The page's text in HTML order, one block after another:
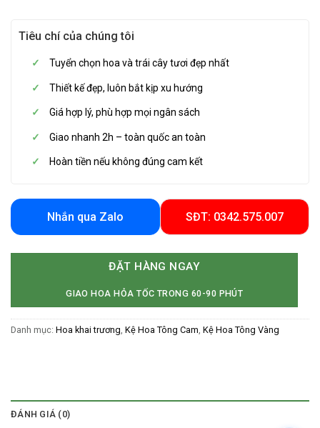
Tiêu chí của chúng tôi
Tuyển chọn hoa và trái cây tươi đẹp nhất
Thiết kế đẹp, luôn bắt kịp xu hướng
Giá hợp lý, phù hợp mọi ngân sách
Giao nhanh 2h – toàn quốc an toàn
Hoàn tiền nếu không đúng cam kết
Nhắn qua Zalo SĐT: 0342.575.007
ĐẶT HÀNG NGAY
GIAO HOA HỎA TỐC TRONG 60-90 PHÚT
Danh mục: Hoa khai trương Kệ Hoa Tông Cam Kệ Hoa Tông Vàng
ĐÁNH GIÁ (0)